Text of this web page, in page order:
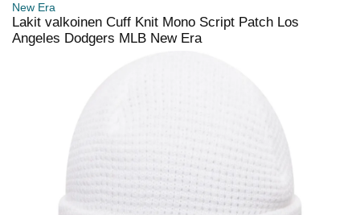
New Era
Lakit valkoinen Cuff Knit Mono Script Patch Los
Angeles Dodgers MLB New Era